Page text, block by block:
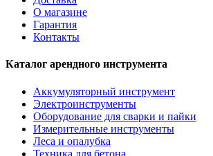
О магазине
Гарантия
Контакты
Каталог арендного инструмента
Аккумуляторный инструмент
Электроинструменты
Оборудование для сварки и пайки
Измерительные инструменты
Леса и опалубка
Техника для бетона